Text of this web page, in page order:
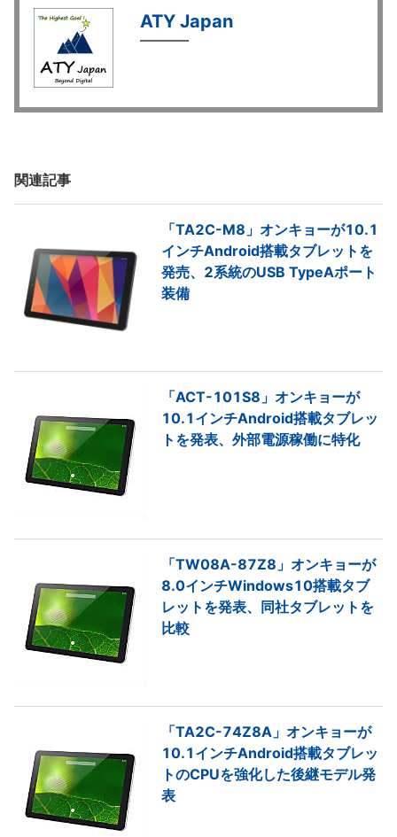
ATY Japan
関連記事
「TA2C-M8」オンキョーが10.1
インチAndroid搭載タブレットを
発売、2系統のUSB TypeAポート
装備
「ACT-101S8」オンキョーが
10.1インチAndroid搭載タブレッ
トを発表、外部電源稼働に特化
「TW08A-87Z8」オンキョーが
8.0インチWindows10搭載タブ
レットを発表、同社タブレットを
比較
「TA2C-74Z8A」オンキョーが
10.1インチAndroid搭載タブレッ
トのCPUを強化した後継モデル発
表